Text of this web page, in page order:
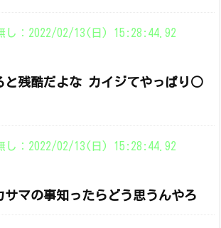
し：2022/02/13(日) 15:28:44.92
と残酷だよな カイジてやっぱり○
し：2022/02/13(日) 15:28:44.92
サマの事知ったらどう思うんやろ